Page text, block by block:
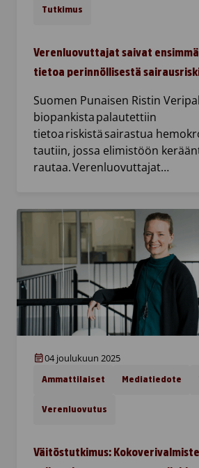
Tutkimus
Verenluovuttajat saivat
tietoa perinnöllisestä
Suomen Punaisen Ristin
biopankista palautettiin
tietoa riskistä sairastua
tautiin, jossa elimistöön
rautaa. Verenluovuttajat…
04 joulukuun 2025
Ammattilaiset Mediatiedote
Verenluovutus
Väitöstutkimus: